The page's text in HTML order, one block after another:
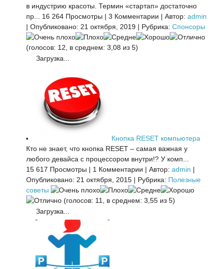
в индустрию красоты. Термин «стартап» достаточно
пр...
16 264 Просмотры | 3 Комментарии | Автор: admin
| Опубликовано: 21 октября, 2019 | Рубрика: Спонсоры
(голосов: 12, в среднем: 3,08 из 5)
Загрузка...
Кнопка RESET компьютера
Кто не знает, что кнопка RESET – самая важная у
любого девайса с процессором внутри!? У комп...
15 617 Просмотры | 1 Комментарии | Автор: admin |
Опубликовано: 21 октября, 2015 | Рубрика: Полезные
советы
(голосов: 11, в среднем: 3,55 из 5)
Загрузка...